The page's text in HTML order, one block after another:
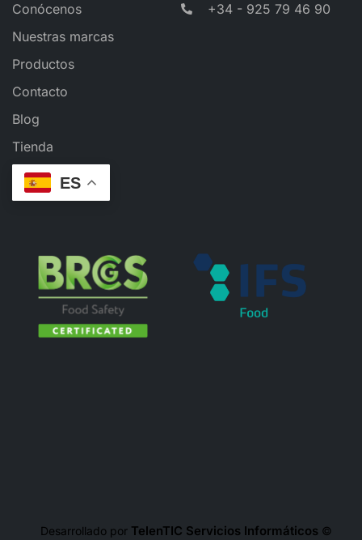
Conócenos
Nuestras marcas
Productos
Contacto
Blog
Tienda
ES
+34 - 925 79 46 90
Desarrollado por TelenTIC Servicios Informáticos ©